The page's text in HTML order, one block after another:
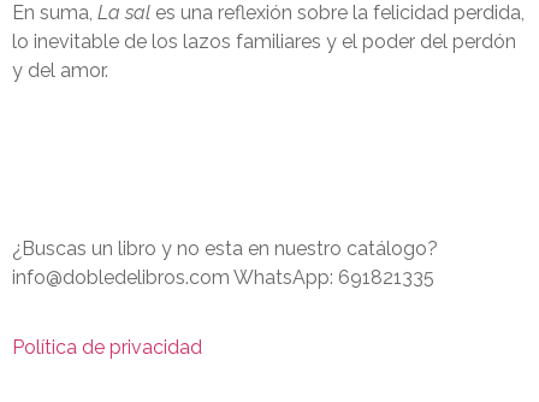
En suma, La sal es una reflexión sobre la felicidad perdida,
lo inevitable de los lazos familiares y el poder del perdón
y del amor.
¿Buscas un libro y no esta en nuestro catálogo?
info@dobledelibros.com WhatsApp: 691821335
Política de privacidad